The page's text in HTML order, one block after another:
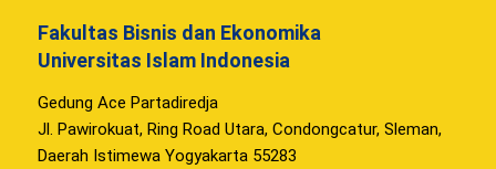
Fakultas Bisnis dan Ekonomika
Universitas Islam Indonesia
Gedung Ace Partadiredja
Jl. Pawirokuat, Ring Road Utara, Condongcatur, Sleman,
Daerah Istimewa Yogyakarta 55283